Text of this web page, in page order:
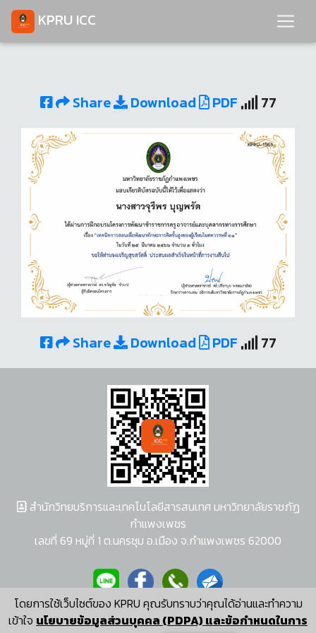
KPRU ICC
Share Download PDF 77
Share Download PDF 77
โดยการใช้เว็บไซต์ของ KPRU คุณรับทราบว่าคุณได้อ่านและทำความ
เข้าใจ นโยบายข้อมูลส่วนบุคคล (PDPA) และข้อกำหนดในการ
สำนักวิทยบริการและเทคโนโลยีสารสนเทศ มหาวิทยาลัยราชภัฏ
กำแพงเพชร
เลขที่ 69 หมู่ที่ 1 ต.นครชุม อ.เมือง จ.กำแพงเพชร 62000
ผู้พัฒนาระบบ อนุชา พวงผกา